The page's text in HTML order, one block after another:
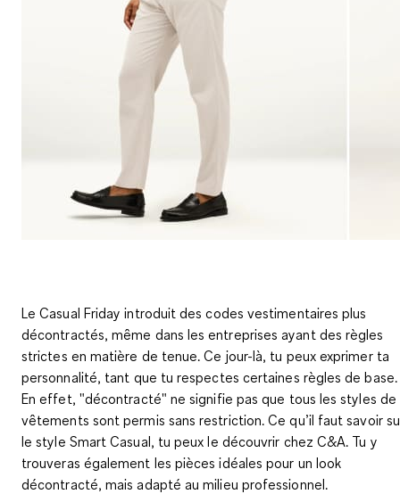
Le Casual Friday introduit des codes vestimentaires plus
décontractés, même dans les entreprises ayant des règles
strictes en matière de tenue. Ce jour-là, tu peux exprimer ta
personnalité, tant que tu respectes certaines règles de base.
En effet, "décontracté" ne signifie pas que tous les styles de
vêtements sont permis sans restriction. Ce qu’il faut savoir
le style Smart Casual, tu peux le découvrir chez C&A. Tu y
trouveras également les pièces idéales pour un look
décontracté, mais adapté au milieu professionnel.